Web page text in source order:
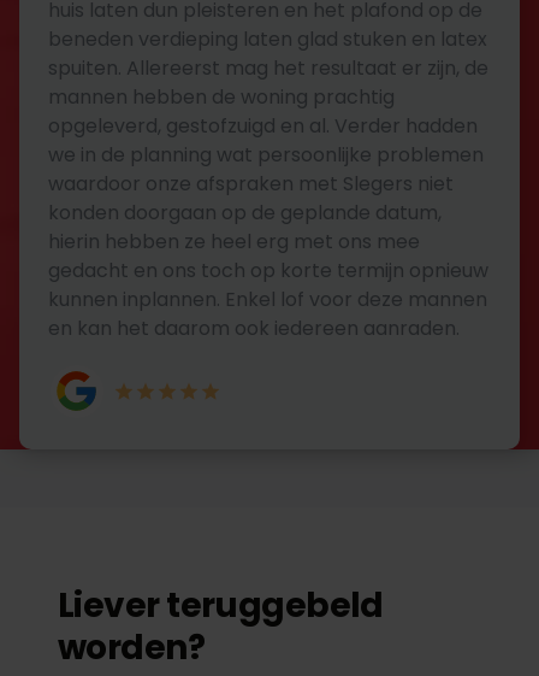
huis laten dun pleisteren en het plafond op de
beneden verdieping laten glad stuken en latex
spuiten. Allereerst mag het resultaat er zijn, de
mannen hebben de woning prachtig
opgeleverd, gestofzuigd en al. Verder hadden
we in de planning wat persoonlijke problemen
waardoor onze afspraken met Slegers niet
konden doorgaan op de geplande datum,
hierin hebben ze heel erg met ons mee
gedacht en ons toch op korte termijn opnieuw
kunnen inplannen. Enkel lof voor deze mannen
en kan het daarom ook iedereen aanraden.
Liever teruggebeld
worden?